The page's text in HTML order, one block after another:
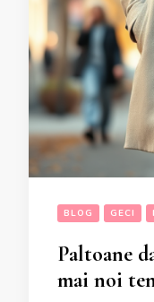
BLOG GECI
Paltoane
mai noi